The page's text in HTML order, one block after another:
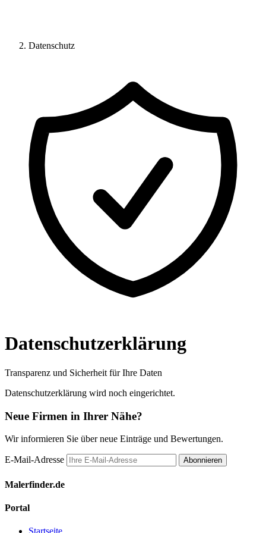
Datenschutz
Datenschutzerklärung
Transparenz und Sicherheit für Ihre Daten
Datenschutzerklärung wird noch eingerichtet.
Neue Firmen in Ihrer Nähe?
Wir informieren Sie über neue Einträge und Bewertungen.
E-Mail-Adresse Abonnieren
Malerfinder.de
Portal